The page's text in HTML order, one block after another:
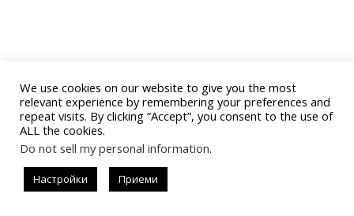
We use cookies on our website to give you the most
relevant experience by remembering your preferences and
repeat visits. By clicking “Accept”, you consent to the use of
ALL the cookies.
Do not sell my personal information.
Настройки Приеми